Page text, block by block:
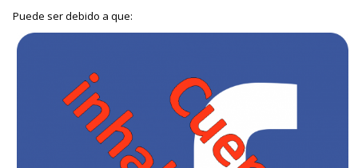
Puede ser debido a que: